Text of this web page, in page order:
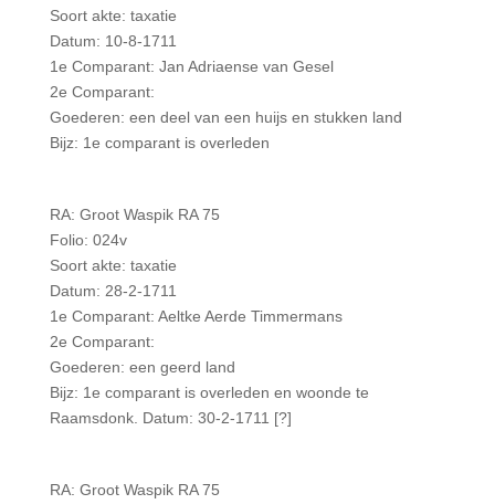
Soort akte: taxatie
Datum: 10-8-1711
1e Comparant: Jan Adriaense van Gesel
2e Comparant:
Goederen: een deel van een huijs en stukken land
Bijz: 1e comparant is overleden
RA: Groot Waspik RA 75
Folio: 024v
Soort akte: taxatie
Datum: 28-2-1711
1e Comparant: Aeltke Aerde Timmermans
2e Comparant:
Goederen: een geerd land
Bijz: 1e comparant is overleden en woonde te
Raamsdonk. Datum: 30-2-1711 [?]
RA: Groot Waspik RA 75